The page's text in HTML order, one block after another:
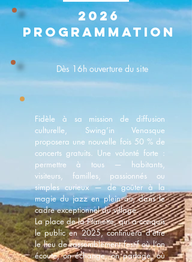
2026
Programmation
Dès 16h ouverture du site
Fidèle à sa mission de diffusion
culturelle, Swing’in Venasque
proposera une nouvelle fois 50 % de
concerts gratuits. Une volonté forte :
permettre à tous — habitants,
visiteurs, familles, passionnés ou
simples curieux — de goûter à la
magie du jazz en plein air, dans le
cadre exceptionnel du village.
La place de la Planette, qui a conquis
le public en 2025, continuera d’être
le lieu de rassemblement festif où l’on
écoute, on échange, on partage, où